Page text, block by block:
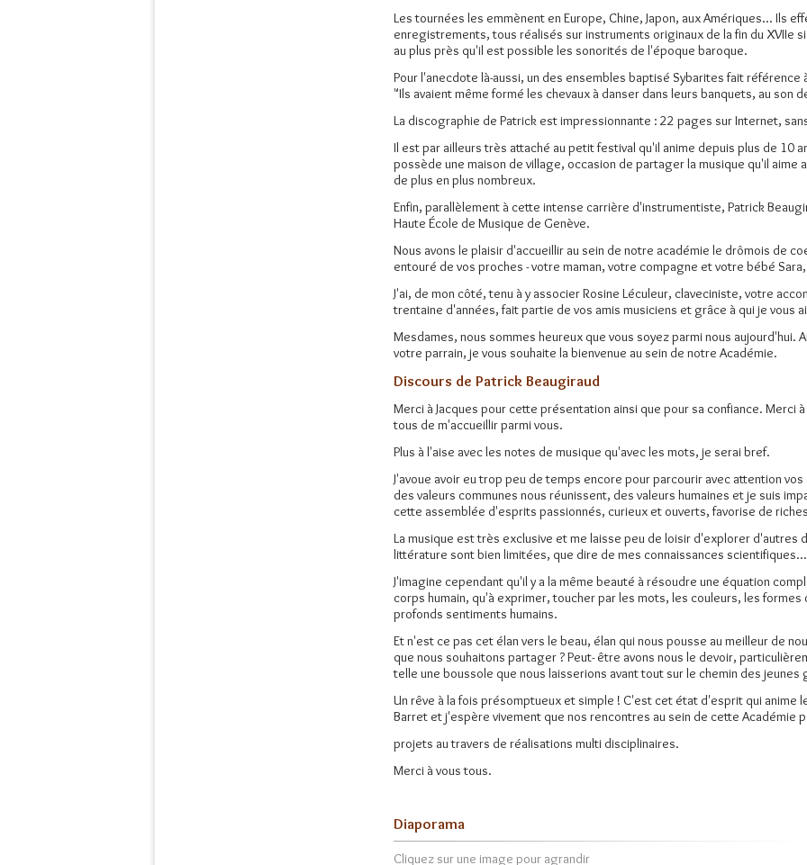
Les tournées les emmènent en Europe, Chine, Japon, aux Amériques... Ils
enregistrements, tous réalisés sur instruments originaux de la fin du XVIIe
au plus près qu'il est possible les sonorités de l'époque baroque.
Pour l'anecdote là-aussi, un des ensembles baptisé Sybarites fait
"Ils avaient même formé les chevaux à danser dans leurs banquets, au son
La discographie de Patrick est impressionnante : 22 pages sur Internet,
Il est par ailleurs très attaché au petit festival qu'il anime depuis plus de 10
possède une maison de village, occasion de partager la musique qu'il aime
de plus en plus nombreux.
Enfin, parallèlement à cette intense carrière d'instrumentiste, Patrick
Haute École de Musique de Genève.
Nous avons le plaisir d'accueillir au sein de notre académie le drômois de
entouré de vos proches - votre maman, votre compagne et votre bébé
J'ai, de mon côté, tenu à y associer Rosine Léculeur, claveciniste, votre
trentaine d'années, fait partie de vos amis musiciens et grâce à qui je vous
Mesdames, nous sommes heureux que vous soyez parmi nous aujourd'hui.
votre parrain, je vous souhaite la bienvenue au sein de notre Académie.
Discours de Patrick Beaugiraud
Merci à Jacques pour cette présentation ainsi que pour sa confiance. Merci
tous de m'accueillir parmi vous.
Plus à l'aise avec les notes de musique qu'avec les mots, je serai bref.
J'avoue avoir eu trop peu de temps encore pour parcourir avec attention
des valeurs communes nous réunissent, des valeurs humaines et je suis
cette assemblée d'esprits passionnés, curieux et ouverts, favorise de
La musique est très exclusive et me laisse peu de loisir d'explorer d'autres
littérature sont bien limitées, que dire de mes connaissances scientifiques...
J'imagine cependant qu'il y a la même beauté à résoudre une équation
corps humain, qu'à exprimer, toucher par les mots, les couleurs, les
profonds sentiments humains.
Et n'est ce pas cet élan vers le beau, élan qui nous pousse au meilleur de
que nous souhaitons partager ? Peut- être avons nous le devoir,
telle une boussole que nous laisserions avant tout sur le chemin des jeunes
Un rêve à la fois présomptueux et simple ! C'est cet état d'esprit qui anime
Barret et j'espère vivement que nos rencontres au sein de cette Académie
projets au travers de réalisations multi disciplinaires.
Merci à vous tous.
Diaporama
Cliquez sur une image pour agrandir